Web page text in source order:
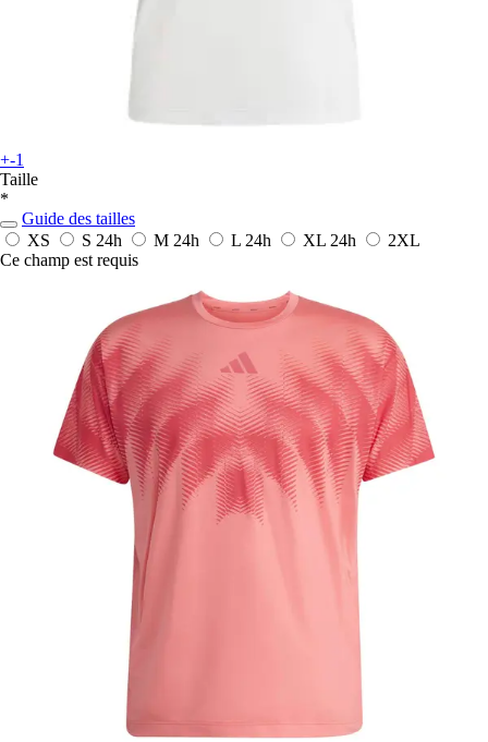
+-1
Taille
*
Guide des tailles
XS
S 24h M 24h L 24h XL 24h
2XL
Ce champ est requis